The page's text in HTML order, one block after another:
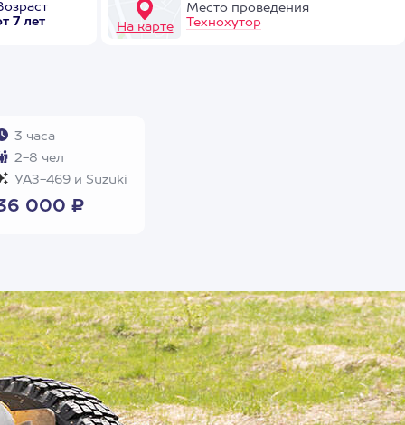
7 лет
На карте
Место проведения
Технохутор
3 часа
2-8 чел
УАЗ-469 и Suzuki
000 ₽